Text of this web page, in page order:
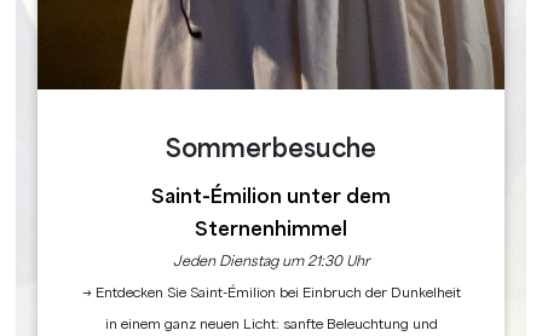
Sommerbesuche
Saint-Émilion unter dem
Sternenhimmel
Jeden Dienstag um 21:30 Uhr
→ Entdecken Sie Saint-Émilion bei Einbruch der Dunkelheit
in einem ganz neuen Licht: sanfte Beleuchtung und